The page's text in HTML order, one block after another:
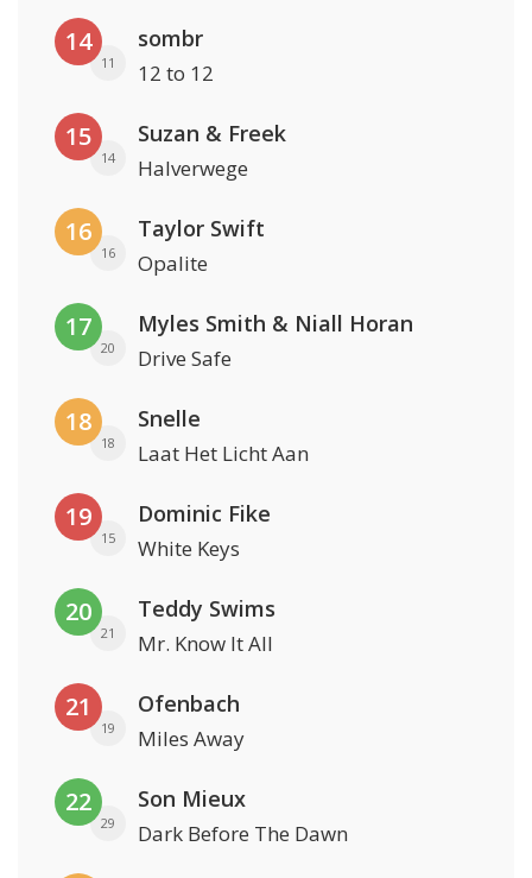
14
11
sombr
12 to 12
15
14
Suzan & Freek
Halverwege
16
16
Taylor Swift
Opalite
17
20
Myles Smith & Niall Horan
Drive Safe
18
18
Snelle
Laat Het Licht Aan
19
15
Dominic Fike
White Keys
20
21
Teddy Swims
Mr. Know It All
21
19
Ofenbach
Miles Away
22
29
Son Mieux
Dark Before The Dawn